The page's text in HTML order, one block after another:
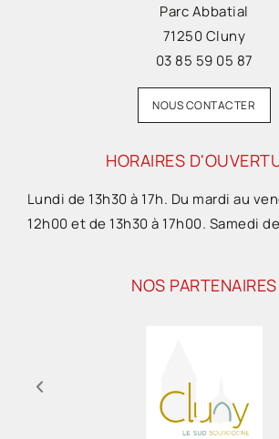
Parc Abbatial
71250 Cluny
03 85 59 05 87
NOUS CONTACTER
HORAIRES
Lundi de 13h30 à 17h. Du mardi au
12h00 et de 13h30 à 17h00. Samedi
NOS PARTENAIRES